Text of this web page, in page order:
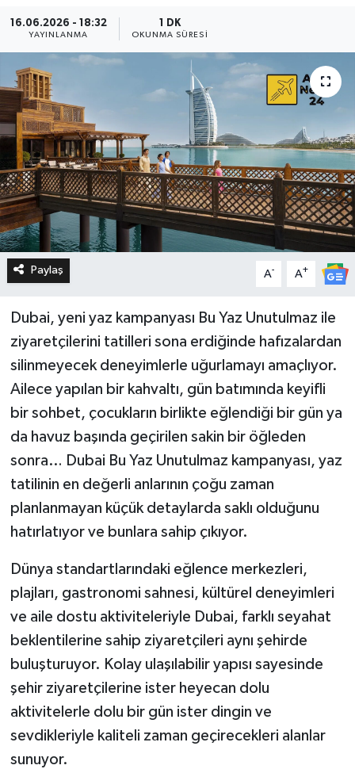
16.06.2026 - 18:32
YAYINLANMA
1 DK
OKUNMA SÜRESI
Paylaş A- A+
Dubai, yeni yaz kampanyası Bu Yaz Unutulmaz ile
ziyaretçilerini tatilleri sona erdiğinde hafızalardan
silinmeyecek deneyimlerle uğurlamayı amaçlıyor.
Ailece yapılan bir kahvaltı, gün batımında keyifli
bir sohbet, çocukların birlikte eğlendiği bir gün ya
da havuz başında geçirilen sakin bir öğleden
sonra… Dubai Bu Yaz Unutulmaz kampanyası, yaz
tatilinin en değerli anlarının çoğu zaman
planlanmayan küçük detaylarda saklı olduğunu
hatırlatıyor ve bunlara sahip çıkıyor.
Dünya standartlarındaki eğlence merkezleri,
plajları, gastronomi sahnesi, kültürel deneyimleri
ve aile dostu aktiviteleriyle Dubai, farklı seyahat
beklentilerine sahip ziyaretçileri aynı şehirde
buluşturuyor. Kolay ulaşılabilir yapısı sayesinde
şehir ziyaretçilerine ister heyecan dolu
aktivitelerle dolu bir gün ister dingin ve
sevdikleriyle kaliteli zaman geçirecekleri alanlar
sunuyor.